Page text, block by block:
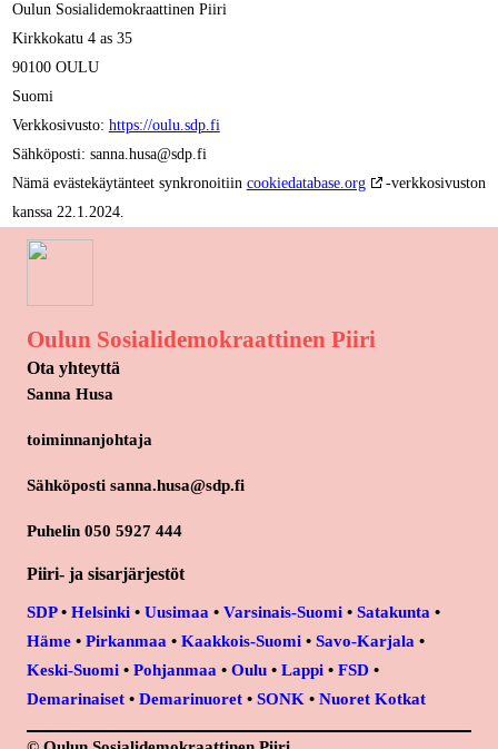
Oulun Sosialidemokraattinen Piiri
Kirkkokatu 4 as 35
90100 OULU
Suomi
Verkkosivusto: https://oulu.sdp.fi
Sähköposti: sanna.husa@sdp.fi
Nämä evästekäytänteet synkronoitiin cookiedatabase.org
-verkkosivuston
kanssa 22.1.2024.
Oulun Sosialidemokraattinen Piiri
Ota yhteyttä
Sanna Husa
toiminnanjohtaja
Sähköposti sanna.husa@sdp.fi
Puhelin 050 5927 444
Piiri- ja sisarjärjestöt
SDP• Helsinki • Uusimaa • Varsinais-Suomi • Satakunta •
Häme • Pirkanmaa • Kaakkois-Suomi • Savo-Karjala •
Keski-Suomi • Pohjanmaa • Oulu • Lappi • FSD •
Demarinaiset • Demarinuoret • SONK • Nuoret Kotkat